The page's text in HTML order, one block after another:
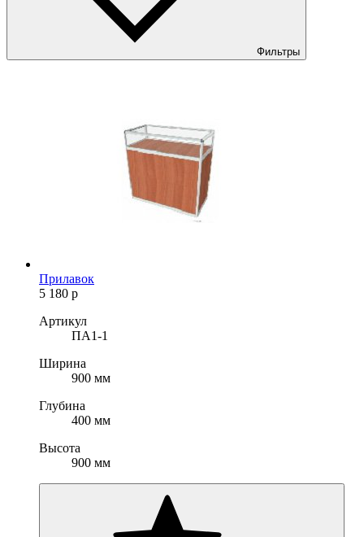
Фильтры
Прилавок
5 180 р
Артикул
ПА1-1
Ширина
900 мм
Глубина
400 мм
Высота
900 мм